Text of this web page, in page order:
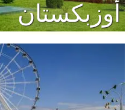
أوزبكستان